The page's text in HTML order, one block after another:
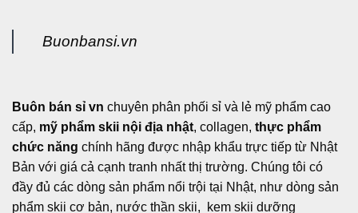
Buonbansi.vn
Buôn bán sỉ vn chuyên phân phối sỉ và lẻ mỹ phẩm cao
cấp, mỹ phẩm skii nội địa nhật, collagen, thực phẩm
chức năng chính hãng được nhập khẩu trực tiếp từ Nhật
Bản với giá cả cạnh tranh nhất thị trường. Chúng tôi có
đầy đủ các dòng sản phẩm nổi trội tại Nhật, như dòng sản
phẩm skii cơ bản, nước thần skii, kem skii dưỡng